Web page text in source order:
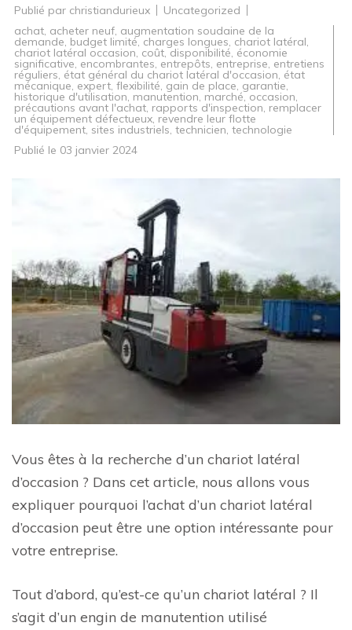
Publié par christiandurieux
Uncategorized
achat, acheter neuf, augmentation soudaine de la
demande, budget limité, charges longues, chariot latéral,
chariot latéral occasion, coût,disponibilité, économie
significative, encombrantes, entrepôts, entreprise, entretiens
réguliers, état général du chariot latéral d'occasion, état
mécanique, expert, flexibilité, gain de place, garantie,
historique d'utilisation, manutention, marché,occasion,
précautions avant l'achat, rapports d'inspection, remplacer
un équipement défectueux, revendre leur flotte
d'équipement, sites industriels, technicien, technologie
Publié le 03 janvier 2024
Vous êtes à la recherche d’un chariot latéral
d’occasion ? Dans cet article, nous allons vous
expliquer pourquoi l’achat d’un chariot latéral
d’occasion peut être une option intéressante pour
votre entreprise.
Tout d’abord, qu’est-ce qu’un chariot latéral ? Il
s’agit d’un engin de manutention utilisé